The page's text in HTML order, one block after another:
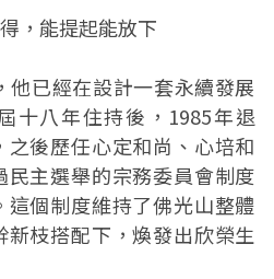
，能提起能放下
他已經在設計一套永續發展
十八年住持後，1985年退
後歷任心定和尚、心培和
主選舉的宗務委員會制度
個制度維持了佛光山整體
枝搭配下，煥發出欣榮生